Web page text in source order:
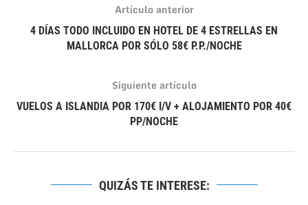
Artículo anterior
4 DÍAS TODO INCLUIDO EN HOTEL DE 4 ESTRELLAS EN
MALLORCA POR SÓLO 58€ P.P./NOCHE
Siguiente artículo
VUELOS A ISLANDIA POR 170€ I/V + ALOJAMIENTO POR 40€
PP/NOCHE
QUIZÁS TE INTERESE: